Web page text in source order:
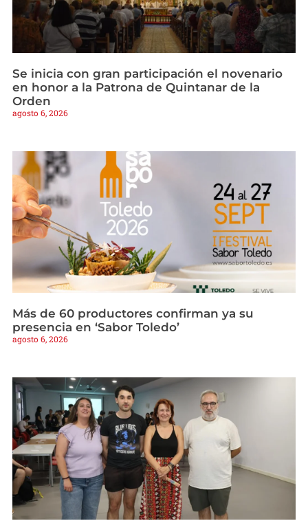
Se inicia con gran participación el novenario
en honor a la Patrona de Quintanar de la
Orden
agosto 6, 2026
Más de 60 productores confirman ya su
presencia en ‘Sabor Toledo’
agosto 6, 2026